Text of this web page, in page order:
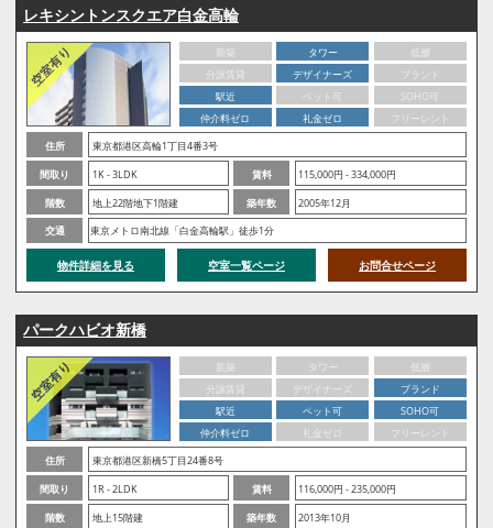
レキシントンスクエア白金高輪
新築 タワー
低層
分譲賃貸
デザイナーズ
ブランド
駅近
ペット可
SOHO可
仲介料ゼロ
礼金ゼロ
フリーレント
住所
東京都港区高輪1丁目4番3号
間取り
1K - 3LDK 賃料
115,000円 - 334,000円
階数
地上22階地下1階建 築年数
2005年12月
交通
東京メトロ南北線「白金高輪駅」徒歩1分
物件詳細を見る 空室一覧ページ お問合せページ
パークハビオ新橋
新築 タワー
低層
分譲賃貸
デザイナーズ
ブランド
駅近
ペット可
SOHO可
仲介料ゼロ
礼金ゼロ
フリーレント
住所
東京都港区新橋5丁目24番8号
間取り
1R - 2LDK 賃料
116,000円 - 235,000円
階数
地上15階建 築年数
2013年10月